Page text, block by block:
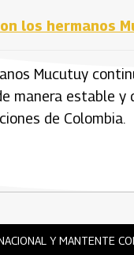
los hermanos
Mucutuy
manera estable
de Colombia.
Y MANTENTE